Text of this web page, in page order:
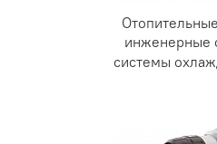
инженерные
системы